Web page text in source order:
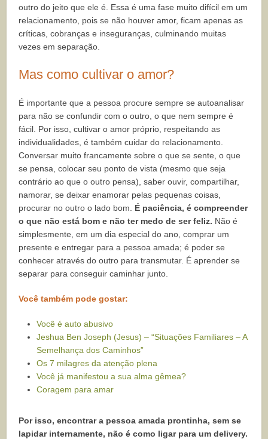
outro do jeito que ele é. Essa é uma fase muito difícil em um
relacionamento, pois se não houver amor, ficam apenas as
críticas, cobranças e inseguranças, culminando muitas
vezes em separação.
Mas como cultivar o amor?
É importante que a pessoa procure sempre se autoanalisar
para não se confundir com o outro, o que nem sempre é
fácil. Por isso, cultivar o amor próprio, respeitando as
individualidades, é também cuidar do relacionamento.
Conversar muito francamente sobre o que se sente, o que
se pensa, colocar seu ponto de vista (mesmo que seja
contrário ao que o outro pensa), saber ouvir, compartilhar,
namorar, se deixar enamorar pelas pequenas coisas,
procurar no outro o lado bom. É paciência, é compreender
o que não está bom e não ter medo de ser feliz. Não é
simplesmente, em um dia especial do ano, comprar um
presente e entregar para a pessoa amada; é poder se
conhecer através do outro para transmutar. É aprender se
separar para conseguir caminhar junto.
Você também pode gostar:
Você é auto abusivo
Jeshua Ben Joseph (Jesus) – “Situações Familiares – A
Semelhança dos Caminhos”
Os 7 milagres da atenção plena
Você já manifestou a sua alma gêmea?
Coragem para amar
Por isso, encontrar a pessoa amada prontinha, sem se
lapidar internamente, não é como ligar para um delivery.